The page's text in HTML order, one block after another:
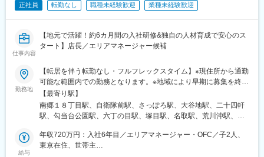
浜駅(大阪府)、ＪＲ俊徳道駅、なんば駅(地下鉄)、恵美須町駅、花
駅、東三国駅、西元町駅、花田口駅、姫松駅、谷町四丁目駅、淡
路駅、長堀橋駅、太子橋今市駅、鷹取駅、新福島駅、河内小阪
西宮駅(ＪＲ線)、さくら夙川駅、甲子園駅、四条駅(京都市営)、梅
田駅(地下鉄)、土居駅(大阪府)、中山観音駅、西新井大師西駅、熊
野前駅、南千住駅、下板橋駅、西大島駅、有明駅(東京都)、麹町
駅、新宿駅、早稲田駅(東京メトロ)、新代田駅、浅草駅、蔵前駅、
御徒町駅、岩本町駅、西新宿五丁目駅、桜台駅(東京都)、後楽園
駅、花月総持寺駅、井土ケ谷駅、高師浜駅、百舌鳥八幡駅、蚕ノ
社駅、十条駅(京都市営)、神ノ木駅、関目成育駅、野田阪神駅、四
ツ橋駅、ハーバーランド駅、今宮戎駅、なにわ橋駅、ＪＲ長瀬
正社員 転勤なし 職種未経験歓迎 業種未経験歓迎
仕事内容
【地元で活躍！約6カ月間の入社研修&独自の人材育成で安心のス
タート】店長／エリアマネージャー候補
勤務地
【転居を伴う転勤なし・フルフレックスタイム】※現住所から通勤
可能な範囲内での勤務となります。※地域により早期に募集を終了
することがあります。★車通勤可・駐車場あり（店舗による）※ほ
っともっとの店舗で勤務を希望する場合は、東京・千葉・埼玉・
神奈川への配属予定です。■募集エリア【北海道】北海道札幌市
全域千葉県千葉市/市川市/野田市/八千代市埼玉県全域栃木県栃木
市/宇都宮市茨城県つくば市/石岡市/牛久市/守谷市/水戸市/ひたちな
【最寄り駅】
南郷１８丁目駅、自衛隊前駅、さっぽろ駅、大谷地駅、二十四軒
駅、勾当台公園駅、六丁の目駅、塚目駅、名取駅、荒川沖駅、石
駅、鶴田駅、東武宇都宮駅、太田駅(群馬県)、館林駅、東新宿駅、
神田駅(東京都)、新大久保駅、新宿御苑前駅、高田馬場駅、錦糸町
給与
年収720万円：入社6年目／エリアマネージャー・OFC／子2人、
東京在住、世帯主